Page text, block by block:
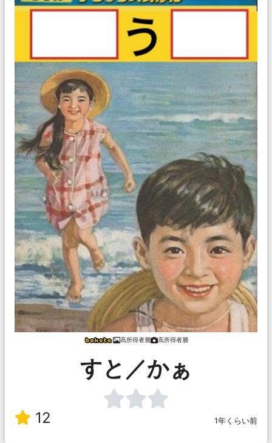
高所得者層 高所得者層
すと／かぁ
12 1年くらい前